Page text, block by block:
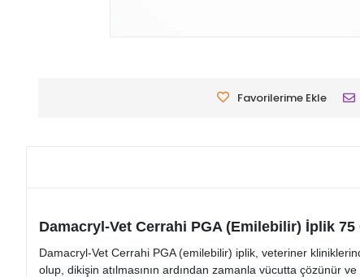
Favorilerime Ekle
Damacryl-Vet Cerrahi PGA (Emilebilir) İplik
Damacryl-Vet Cerrahi PGA (emilebilir) iplik, veteriner
olup, dikişin atılmasının ardından zamanla vücutta çözünür